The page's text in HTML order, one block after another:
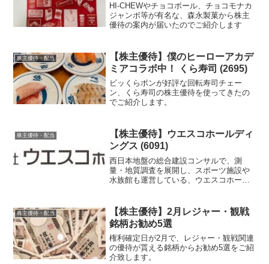
HI-CHEWやチョコボール、チョコモナカ
ジャンボ等が有名な、森永製菓から株主
優待の案内が届いたのでご紹介します
株主優待・配当
【株主優待】僕のヒーローアカデ
ミアコラボ中！ くら寿司 (2695)
ビッくらポンが好評な回転寿司チェー
ン、くら寿司の株主優待を使ってきたの
でご紹介します。
株主優待・配当
【株主優待】ウエスコホールディ
ングス (6091)
西日本地盤の総合建設コンサルで、測
量・地質調査を展開し、スポーツ施設や
水族館も運営している、ウエスコホール
株主優待・配当
【株主優待】2月レジャー・観戦
銘柄お勧め5選
権利確定日が2月で、レジャー・観戦関連
の優待が貰える銘柄からお勧め5選をご紹
介致します。